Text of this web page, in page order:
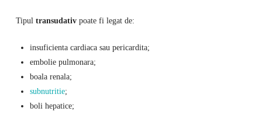
Tipul transudativpoate fi legat de:
insuficienta cardiaca sau pericardita;
embolie pulmonara;
boala renala;
subnutritie;
boli hepatice;